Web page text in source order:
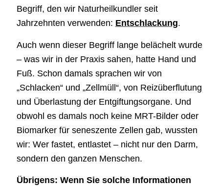
Begriff, den wir Naturheilkundler seit
Jahrzehnten verwenden: Entschlackung.
Auch wenn dieser Begriff lange belächelt wurde
– was wir in der Praxis sahen, hatte Hand und
Fuß. Schon damals sprachen wir von
„Schlacken“ und „Zellmüll“, von Reizüberflutung
und Überlastung der Entgiftungsorgane. Und
obwohl es damals noch keine MRT-Bilder oder
Biomarker für seneszente Zellen gab, wussten
wir: Wer fastet, entlastet – nicht nur den Darm,
sondern den ganzen Menschen.
Übrigens: Wenn Sie solche Informationen